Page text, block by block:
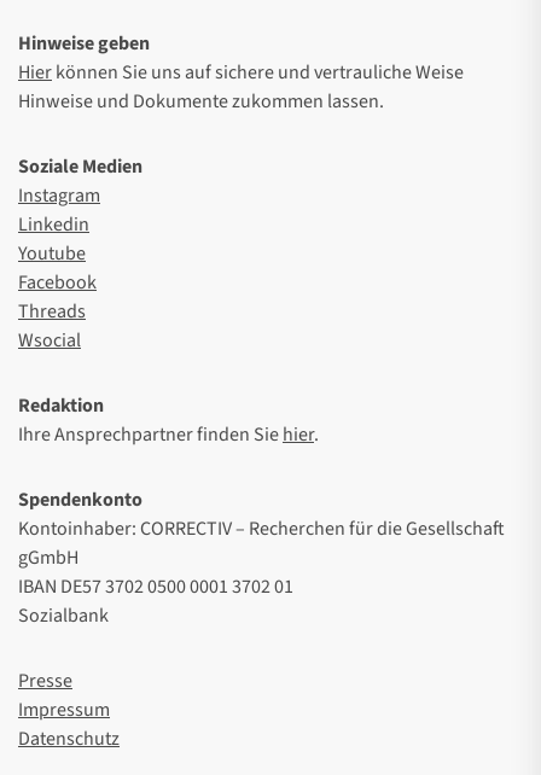
Hinweise geben
Hierkönnen Sie uns auf sichere und vertrauliche Weise
Hinweise und Dokumente zukommen lassen.
Soziale Medien
Instagram
Linkedin
Youtube
Facebook
Threads
Wsocial
Redaktion
Ihre Ansprechpartner finden Siehier.
Spendenkonto
Kontoinhaber: CORRECTIV – Recherchen für die Gesellschaft
gGmbH
IBAN DE57 3702 0500 0001 3702 01
Sozialbank
Presse
Impressum
Datenschutz